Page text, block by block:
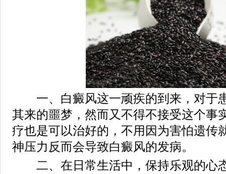
一、白癜风这一顽疾的到来，对于
其来的噩梦，然而又不得不接受这个事
疗也是可以治好的，不用因为害怕遗传
神压力反而会导致白癜风的发病。
二、在日常生活中，保持乐观的心